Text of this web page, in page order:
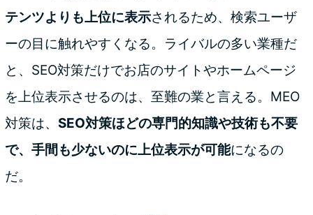
テンツよりも上位に表示されるため、検索ユーザ
ーの目に触れやすくなる。ライバルの多い業種だ
と、SEO対策だけでお店のサイトやホームページ
を上位表示させるのは、至難の業と言える。MEO
対策は、 SEO対策ほどの専門的知識や技術も不要
で、手間も少ないのに上位表示が可能になるの
だ。